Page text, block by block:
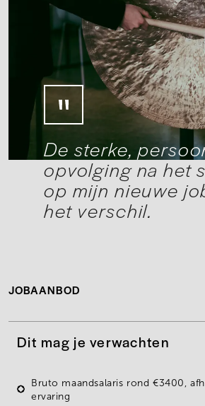
De sterke,
opvolging na het
op mijn nieuwe
het verschil.
JOBAANBOD
Dit mag je verwachten
Bruto maandsalaris rond €3400
,
ervaring